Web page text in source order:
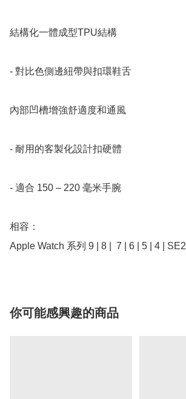
結構化一體成型TPU結構
- 對比色側邊紐帶與扣環鞋舌
內部凹槽增強舒適度和通風
- 耐用的客製化設計扣硬體
- 適合 150 – 220 毫米手腕
相容：
Apple Watch 系列 9 | 8 |  7 | 6 | 5 | 4 | SE2
你可能感興趣的商品